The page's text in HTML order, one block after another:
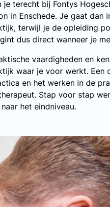
je terecht bij Fontys
in Enschede. Je gaat dan
terwijl je de opleiding
dus direct wanneer je
vaardigheden en
waar je voor werkt. Een
en het werken in de
Stap voor stap
het eindniveau.